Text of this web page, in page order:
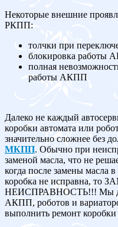
Некоторые внешние
РКПП:
толчки при
блокировка работы
полная
работы АКПП
Далеко не каждый
коробки автомата или
значительно сложнее без
МКПП. Обычно при
заменой масла, что не
когда после замены масла
коробка не исправна,
НЕИСПРАВНОСТЬ!!! Мы
АКПП, роботов и
выполнить ремонт коробки